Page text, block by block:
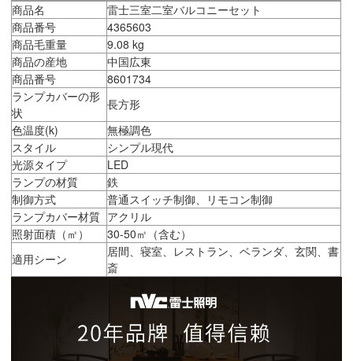
商品名
雷士三室二室バルコニーセット
商品番号
4365603
商品毛重量
9.08 kg
商品の産地
中国広東
商品番号
8601734
ランプカバーの形
状
長方形
色温度(k)
無極調色
スタイル
シンプル現代
光源タイプ
LED
ランプの材質
鉄
制御方式
普通スイッチ制御、リモコン制御
ランプカバー材質 アクリル
照射面積（㎡）
30-50㎡（含む）
適用シーン
居間、寝室、レストラン、ベランダ、玄関、書
斎